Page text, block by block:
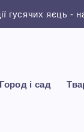
гусячих яєць -
Город і сад